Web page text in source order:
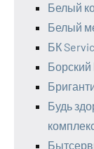
Белый
Белый
БК
Борский
Будь